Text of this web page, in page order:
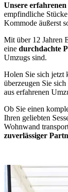
Unsere
empfindliche
Kommode äußerst
Mit über 12 Jahren
eine durchdachte
Umzugs sind.
Holen Sie sich jetzt
überzeugen Sie
aus erfahrenen
Ob Sie einen
Ihren geliebten
Wohnwand
zuverlässiger